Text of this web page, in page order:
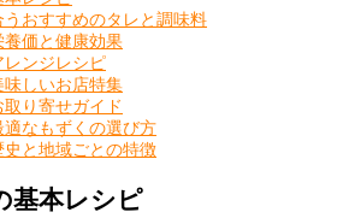
おすすめのタレと調味料
価と健康効果
ンジレシピ
しいお店特集
り寄せガイド
なもずくの選び方
と地域ごとの特徴
基本レシピ